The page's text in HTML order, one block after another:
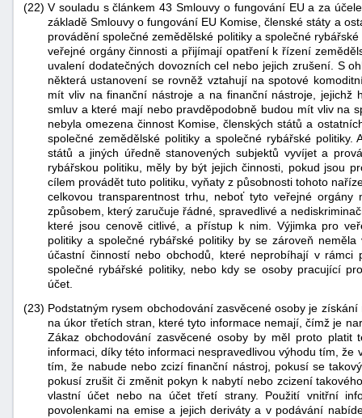
(22) V souladu s článkem 43 Smlouvy o fungování EU a za
základě Smlouvy o fungování EU Komise, členské státy a
provádění společné zemědělské politiky a společné
veřejné orgány činnosti a přijímají opatření k řízení
uvalení dodatečných dovozních cel nebo jejich zrušení. S
některá ustanovení se rovněž vztahují na spotové
mít vliv na finanční nástroje a na finanční nástroje, jejichž
smluv a které mají nebo pravděpodobně budou mít vliv na
nebyla omezena činnost Komise, členských států a
společné zemědělské politiky a společné rybářské politiky.
států a jiných úředně stanovených subjektů vyvíjet a
rybářskou politiku, měly by být jejich činnosti, pokud jsou
cílem provádět tuto politiku, vyňaty z působnosti tohoto
celkovou transparentnost trhu, neboť tyto veřejné orgány
způsobem, který zaručuje řádné, spravedlivé a
které jsou cenově citlivé, a přístup k nim. Výjimka pro
politiky a společné rybářské politiky by se zároveň
účastní činností nebo obchodů, které neprobíhají v
společné rybářské politiky, nebo kdy se osoby pracující
účet.
(23) Podstatným rysem obchodování zasvěcené osoby je
na úkor třetích stran, které tyto informace nemají, čímž je
Zákaz obchodování zasvěcené osoby by měl proto
informaci, díky této informaci nespravedlivou výhodu tím,
tím, že nabude nebo zcizí finanční nástroj, pokusí se
pokusí zrušit či změnit pokyn k nabytí nebo zcizení
vlastní účet nebo na účet třetí strany. Použití vnitřní
povolenkami na emise a jejich deriváty a v podávání